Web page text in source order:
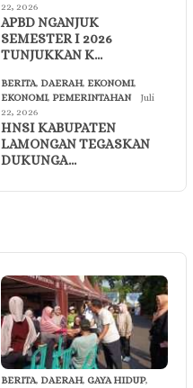
22, 2026
APBD NGANJUK
SEMESTER I 2026
TUNJUKKAN K…
BERITA, DAERAH, EKONOMI,
EKONOMI, PEMERINTAHAN
Juli
22, 2026
HNSI KABUPATEN
LAMONGAN TEGASKAN
DUKUNGA…
BERITA, DAERAH, GAYA HIDUP,